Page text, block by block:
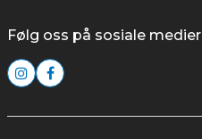
Følg oss på sosiale medier